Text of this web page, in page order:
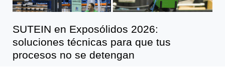
SUTEIN en Exposólidos 2026:
soluciones técnicas para que tus
procesos no se detengan